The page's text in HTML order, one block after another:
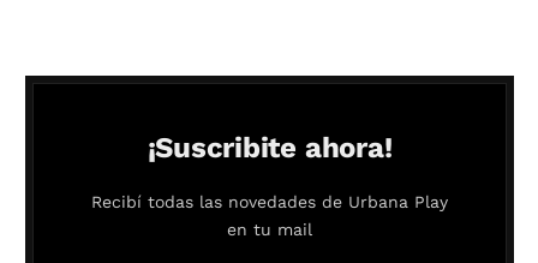
¡Suscribite ahora!
Recibí todas las novedades de Urbana Play
en tu mail